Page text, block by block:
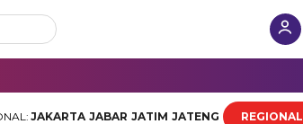
JAKARTA JABAR JATIM JATENG REGIONAL